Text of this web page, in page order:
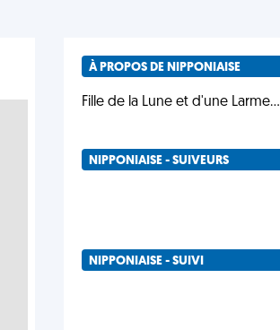
À PROPOS DE NIPPONIAISE
Fille de la Lune et d'une Larme...
NIPPONIAISE - SUIVEURS
NIPPONIAISE - SUIVI